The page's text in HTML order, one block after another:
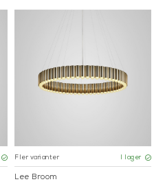
Fler varianter I lager
Lee Broom